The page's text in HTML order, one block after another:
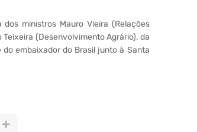
ministros Mauro Vieira (Relações
(Desenvolvimento Agrário), da
do embaixador do Brasil junto à Santa